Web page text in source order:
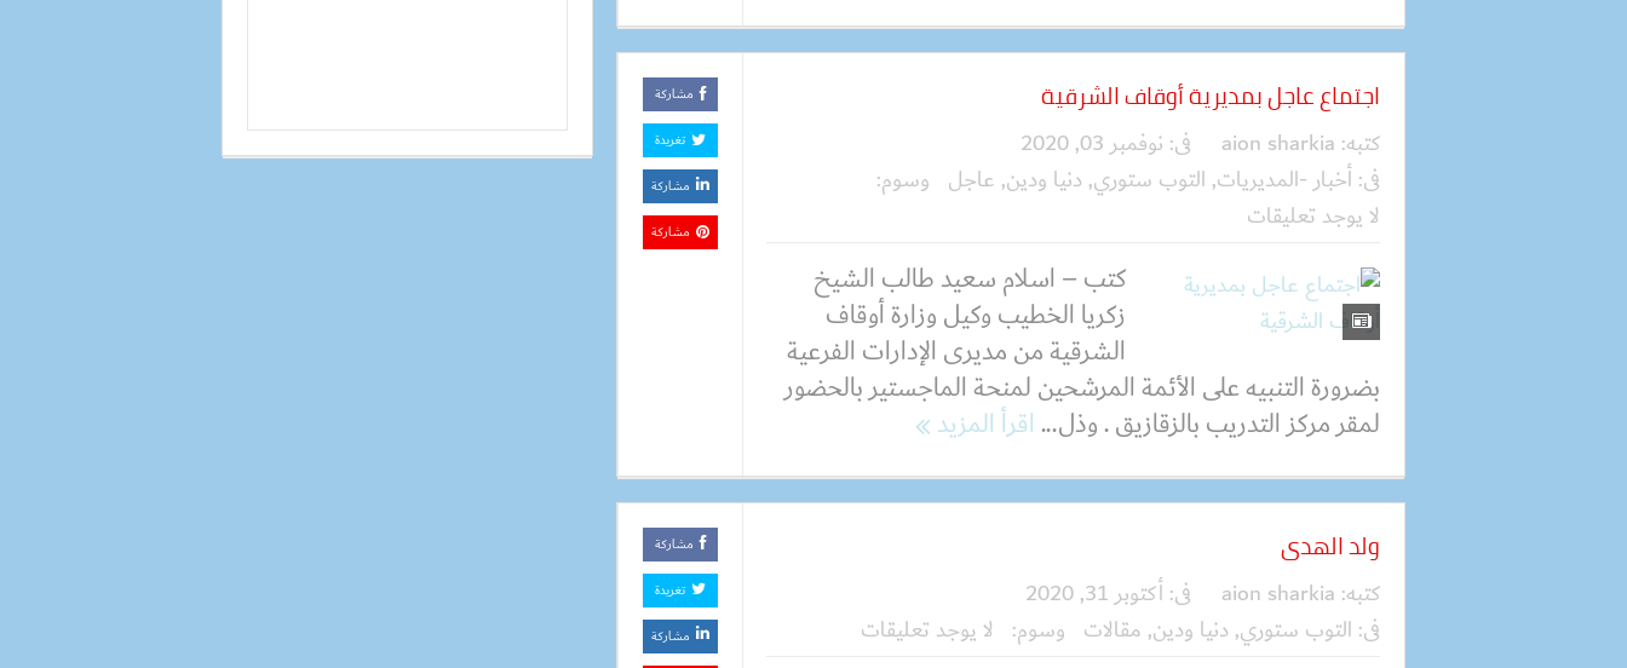
اجتماع عاجل بمديرية أوقاف الشرقية
كتبه: aion sharkia فى: نوفمبر 03, 2020
فى:أخبار -المديريات, التوب ستوري, دنيا ودين, عاجل وسوم:
لا يوجد تعليقات
كتب – اسلام سعيد طالب الشيخ
زكريا الخطيب وكيل وزارة أوقاف
الشرقية من مديرى الإدارات الفرعية
بضرورة التنبيه على الأئمة المرشحين لمنحة الماجستير بالحضور
لمقر مركز التدريب بالزقازيق . وذل...اقرأ المزيد
مشاركة
تغريدة
مشاركة
مشاركة
ولد الهدى
كتبه: aion sharkia فى:أكتوبر 31, 2020
فى: التوب ستوري, دنيا ودين, مقالات وسوم: لا يوجد تعليقات
مشاركة
تغريدة
مشاركة